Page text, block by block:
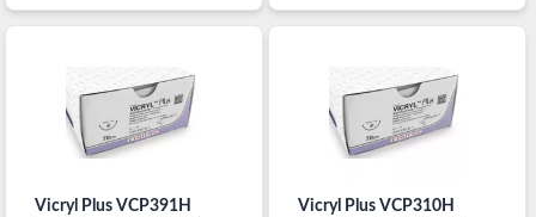
Vicryl Plus VCP391H
Vicryl Plus VCP310H